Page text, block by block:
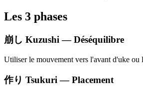
Les 3 phases
崩し Kuzushi — Déséquilibre
Utiliser le mouvement vers l'avant d'uke ou
作り Tsukuri — Placement